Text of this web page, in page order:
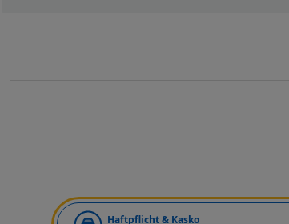
Haftpflicht & Kasko